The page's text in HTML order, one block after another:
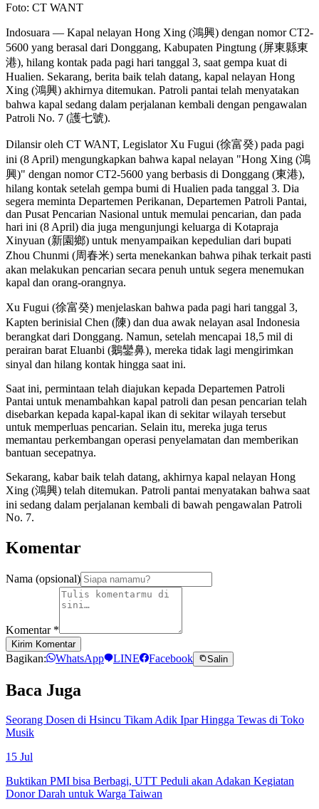
Foto: CT WANT
Indosuara — Kapal nelayan Hong Xing (鴻興) dengan nomor CT2-
5600 yang berasal dari Donggang, Kabupaten Pingtung (屏東縣東
港), hilang kontak pada pagi hari tanggal 3, saat gempa kuat di
Hualien. Sekarang, berita baik telah datang, kapal nelayan Hong
Xing (鴻興) akhirnya ditemukan. Patroli pantai telah menyatakan
bahwa kapal sedang dalam perjalanan kembali dengan pengawalan
Patroli No. 7 (護七號).
Dilansir oleh CT WANT, Legislator Xu Fugui (徐富癸) pada pagi
ini (8 April) mengungkapkan bahwa kapal nelayan "Hong Xing (鴻
興)" dengan nomor CT2-5600 yang berbasis di Donggang (東港),
hilang kontak setelah gempa bumi di Hualien pada tanggal 3. Dia
segera meminta Departemen Perikanan, Departemen Patroli Pantai,
dan Pusat Pencarian Nasional untuk memulai pencarian, dan pada
hari ini (8 April) dia juga mengunjungi keluarga di Kotapraja
Xinyuan (新園鄉) untuk menyampaikan kepedulian dari bupati
Zhou Chunmi (周春米) serta menekankan bahwa pihak terkait pasti
akan melakukan pencarian secara penuh untuk segera menemukan
kapal dan orang-orangnya.
Xu Fugui (徐富癸) menjelaskan bahwa pada pagi hari tanggal 3,
Kapten berinisial Chen (陳) dan dua awak nelayan asal Indonesia
berangkat dari Donggang. Namun, setelah mencapai 18,5 mil di
perairan barat Eluanbi (鵝鑾鼻), mereka tidak lagi mengirimkan
sinyal dan hilang kontak hingga saat ini.
Saat ini, permintaan telah diajukan kepada Departemen Patroli
Pantai untuk menambahkan kapal patroli dan pesan pencarian telah
disebarkan kepada kapal-kapal ikan di sekitar wilayah tersebut
untuk memperluas pencarian. Selain itu, mereka juga terus
memantau perkembangan operasi penyelamatan dan memberikan
bantuan secepatnya.
Sekarang, kabar baik telah datang, akhirnya kapal nelayan Hong
Xing (鴻興) telah ditemukan. Patroli pantai menyatakan bahwa saat
ini sedang dalam perjalanan kembali di bawah pengawalan Patroli
No. 7.
Komentar
Nama (opsional)
Komentar *
Kirim Komentar
Bagikan: WhatsApp LINE Facebook Salin
Baca Juga
Seorang Dosen di Hsincu Tikam Adik Ipar Hingga Tewas di Toko
Musik
15 Jul
Buktikan PMI bisa Berbagi, UTT Peduli akan Adakan Kegiatan
Donor Darah untuk Warga Taiwan